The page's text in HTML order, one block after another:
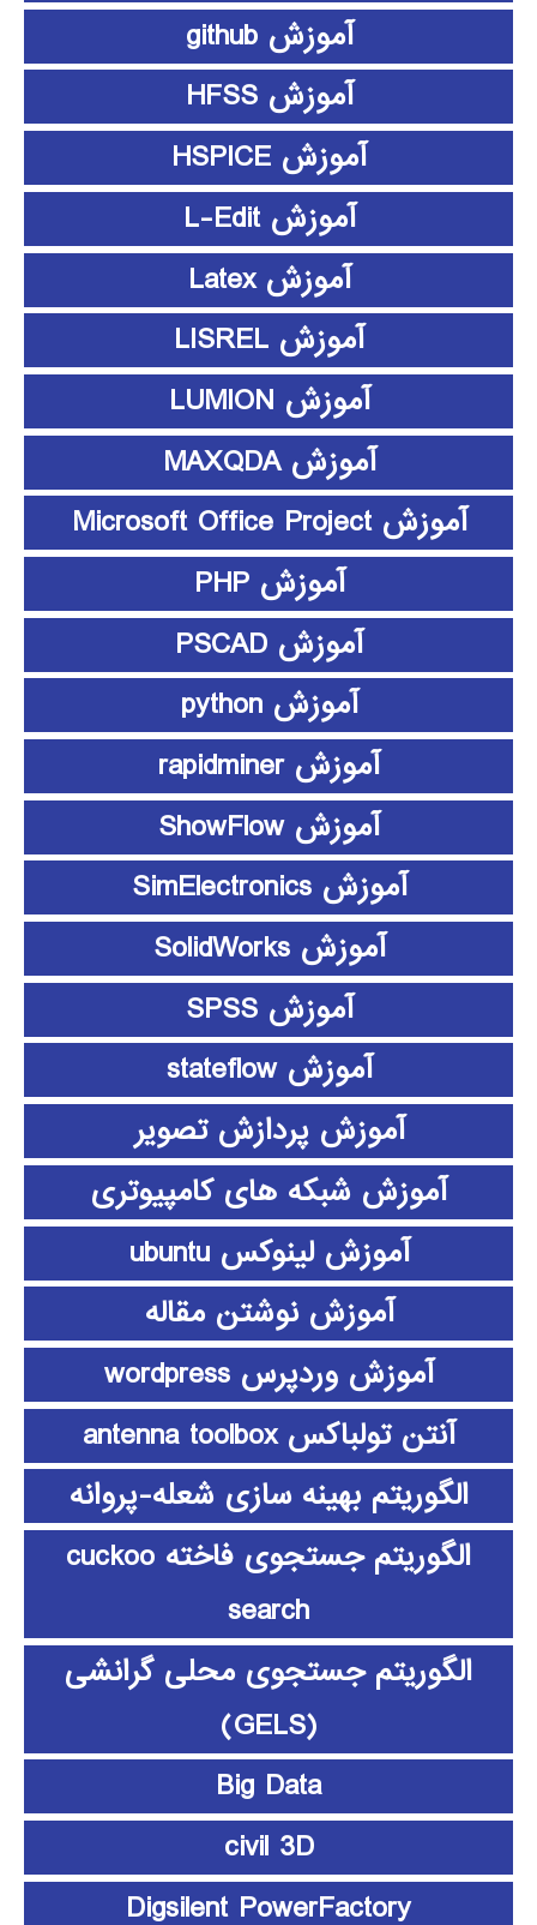
آموزش github
آموزش HFSS
آموزش HSPICE
آموزش L-Edit
آموزش Latex
آموزش LISREL
آموزش LUMION
آموزش MAXQDA
آموزش Microsoft Office Project
آموزش PHP
آموزش PSCAD
آموزش python
آموزش rapidminer
آموزش ShowFlow
آموزش SimElectronics
آموزش SolidWorks
آموزش SPSS
آموزش stateflow
آموزش پردازش تصویر
آموزش شبکه های کامپیوتری
آموزش لینوکس ubuntu
آموزش نوشتن مقاله
آموزش وردپرس wordpress
آنتن تولباکس antenna toolbox
الگوریتم بهینه سازی شعله-پروانه
الگوریتم جستجوی فاخته cuckoo
search
الگوریتم جستجوی محلی گرانشی
(GELS)
Big Data
civil 3D
Digsilent PowerFactory